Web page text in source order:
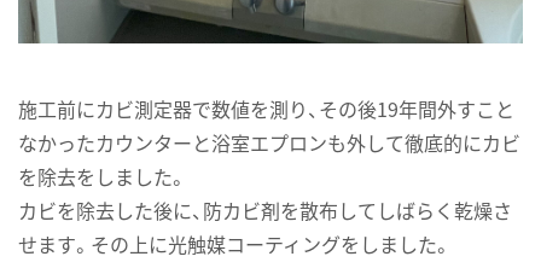
施工前にカビ測定器で数値を測り、その後19年間外すこと
なかったカウンターと浴室エプロンも外して徹底的にカビ
を除去をしました。
カビを除去した後に、防カビ剤を散布してしばらく乾燥さ
せます。その上に光触媒コーティングをしました。